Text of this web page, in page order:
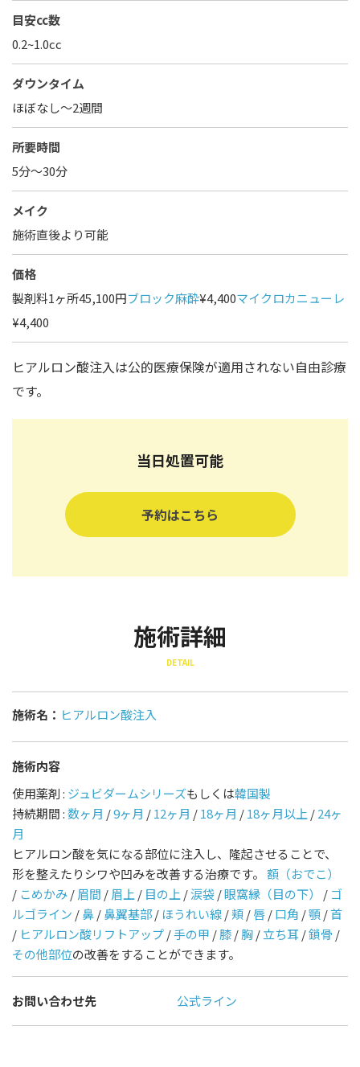
目安cc数
0.2~1.0cc
ダウンタイム
ほぼなし〜2週間
所要時間
5分～30分
メイク
施術直後より可能
価格
製剤料1ヶ所45,100円ブロック麻酔¥4,400マイクロカニューレ
¥4,400
ヒアルロン酸注入は公的医療保険が適用されない自由診療
です。
当日処置可能
予約はこちら
施術詳細
DETAIL
施術名： ヒアルロン酸注入
施術内容
使用薬剤 : ジュビダームシリーズもしくは韓国製
持続期間 :数ヶ月 /9ヶ月 /12ヶ月 /18ヶ月 /18ヶ月以上 /24ヶ
月
ヒアルロン酸を気になる部位に注入し、隆起させることで、
形を整えたりシワや凹みを改善する治療です。 額（おでこ）
/ こめかみ/眉間 /眉上 / 目の上 /涙袋/眼窩縁（目の下） / ゴ
ルゴライン /鼻/鼻翼基部/ ほうれい線/頬/唇/口角 /顎/首
/ ヒアルロン酸リフトアップ/手の甲 /膝/胸/立ち耳/鎖骨 /
その他部位の改善をすることができます。
お問い合わせ先 公式ライン